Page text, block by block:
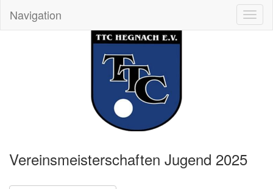
Navigation
Vereinsmeisterschaften Jugend 2025